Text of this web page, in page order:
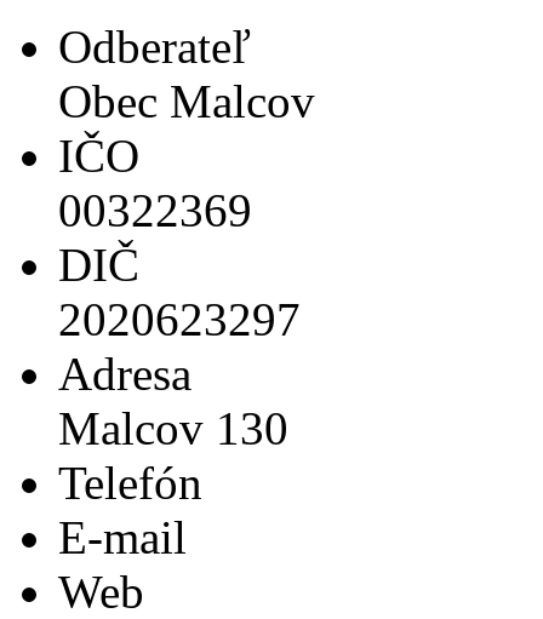
Odberateľ
Obec Malcov
IČO
00322369
DIČ
2020623297
Adresa
Malcov 130
Telefón
E-mail
Web